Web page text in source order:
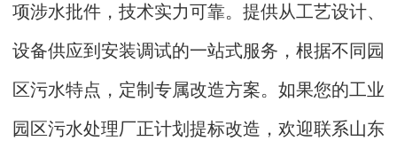
项涉水批件，技术实力可靠。提供从工艺设计、
设备供应到安装调试的一站式服务，根据不同园
区污水特点，定制专属改造方案。如果您的工业
园区污水处理厂正计划提标改造，欢迎联系山东